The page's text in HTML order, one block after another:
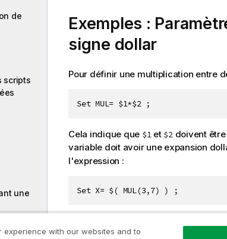
de
scripts
une
des
Exemples :
signe dollar
Pour définir une multiplication entre
Set MUL= $1*$2 ;
Cela indique que $1et $2doivent être
variable doit avoir une expansion
l'expression :
Set X= $( MUL(3,7) ) ;
) sont des
L'expansion est effectuée avant
experience with our websites and to